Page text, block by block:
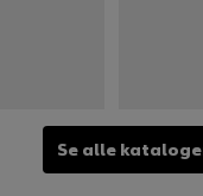
Se alle